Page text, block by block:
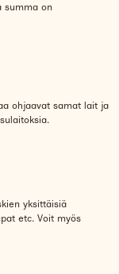
summa on
ohjaavat samat lait ja
yksittäisiä
etc. Voit myös